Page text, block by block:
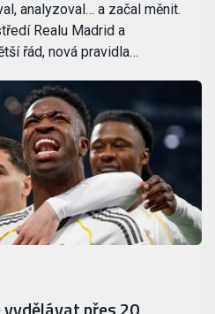
analyzoval… a začal měnit.
Realu Madrid a
řád, nová pravidla…